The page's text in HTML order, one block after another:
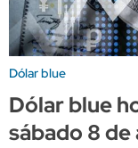
Dólar blue
Dólar blue
sábado 8